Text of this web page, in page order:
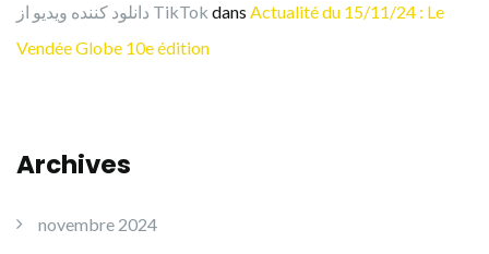
دانلود کننده ویدیو از TikTok dans Actualité du 15/11/24 : Le
Vendée Globe 10e édition
Archives
novembre 2024